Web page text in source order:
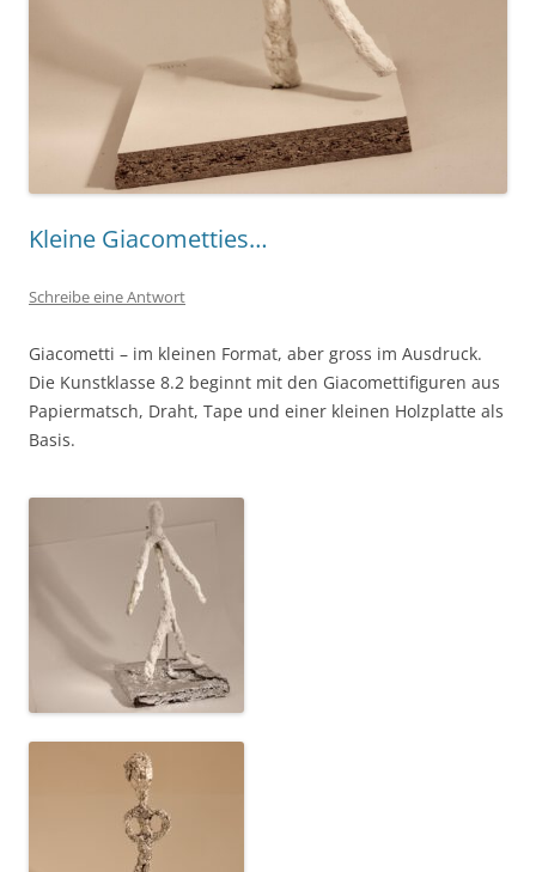
Kleine Giacometties…
Schreibe eine Antwort
Giacometti – im kleinen Format, aber gross im Ausdruck.
Die Kunstklasse 8.2 beginnt mit den Giacomettifiguren aus
Papiermatsch, Draht, Tape und einer kleinen Holzplatte als
Basis.